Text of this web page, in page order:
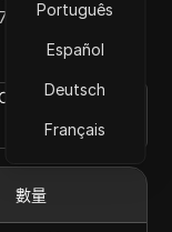
Português
Español
Deutsch
Français
個IP地址。
數量